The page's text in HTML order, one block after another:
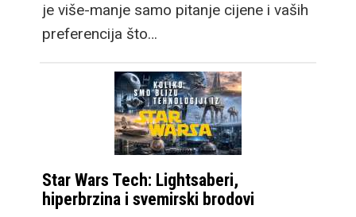
je više-manje samo pitanje cijene i vaših
preferencija što…
Star Wars Tech: Lightsaberi,
hiperbrzina i svemirski brodovi